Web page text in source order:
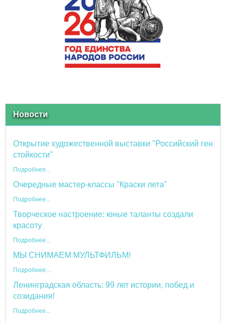
Новости
Открытие художественной выставки "Российский ген
стойкости"
Подробнее...
Очередные мастер-классы "Краски лета"
Подробнее...
Творческое настроение: юные таланты создали
красоту
Подробнее...
МЫ СНИМАЕМ МУЛЬТФИЛЬМ!
Подробнее...
Ленинградская область: 99 лет истории, побед и
созидания!
Подробнее...